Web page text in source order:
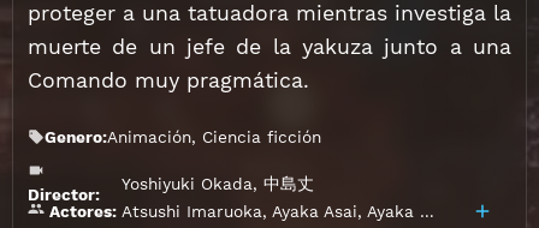
proteger a una tatuadora mientras investiga la
muerte de un jefe de la yakuza junto a una
Comando muy pragmática.
Genero:Animación, Ciencia ficción
Director:
Yoshiyuki Okada, 中島丈
Actores: Atsushi Imaruoka, Ayaka Asai, Ayaka Shimizu ,